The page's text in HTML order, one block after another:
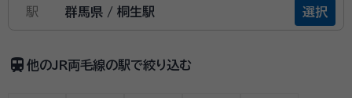
駅 群馬県 / 桐生駅 選択
train 他のJR両毛線の駅で絞り込む